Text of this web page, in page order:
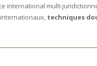
international multi
internationaux, techniques